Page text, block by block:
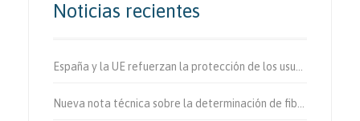
Noticias recientes